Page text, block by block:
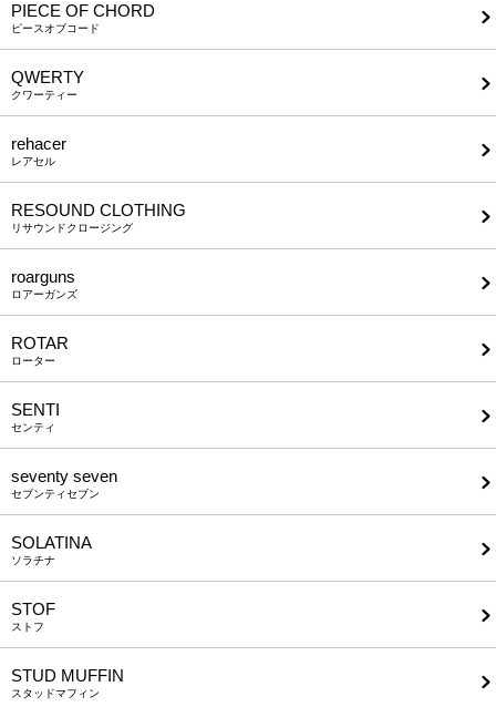
PIECE OF CHORD
ピースオブコード
QWERTY
クワーティー
rehacer
レアセル
RESOUND CLOTHING
リサウンドクロージング
roarguns
ロアーガンズ
ROTAR
ローター
SENTI
センティ
seventy seven
セブンティセブン
SOLATINA
ソラチナ
STOF
ストフ
STUD MUFFIN
スタッドマフィン